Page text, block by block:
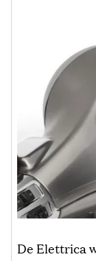
De Elettrica